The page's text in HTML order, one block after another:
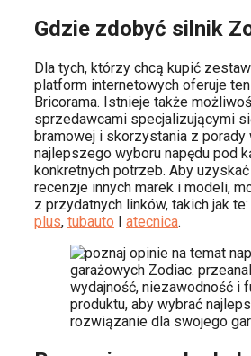
Gdzie zdobyć silnik
Dla tych, którzy chcą kupić zestaw
platform internetowych oferuje
Bricorama. Istnieje także
sprzedawcami specjalizującymi
bramowej i skorzystania z
najlepszego wyboru napędu pod
konkretnych potrzeb. Aby
recenzje innych marek i modeli,
z przydatnych linków, takich jak te:
plus, tubauto atecnica.